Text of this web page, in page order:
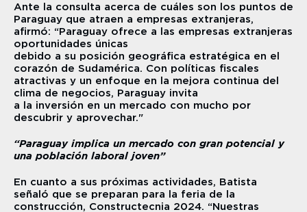
Ante la consulta acerca de cuáles son los puntos de
Paraguay que atraen a empresas extranjeras,
afirmó: “Paraguay ofrece a las empresas extranjeras
oportunidades únicas
debido a su posición geográfica estratégica en el
corazón de Sudamérica. Con políticas fiscales
atractivas y un enfoque en la mejora continua del
clima de negocios, Paraguay invita
a la inversión en un mercado con mucho por
descubrir y aprovechar."
“Paraguay implica un mercado con gran potencial y
una población laboral joven”
En cuanto a sus próximas actividades, Batista
señaló que se preparan para la feria de la
construcción, Constructecnia 2024. “Nuestras